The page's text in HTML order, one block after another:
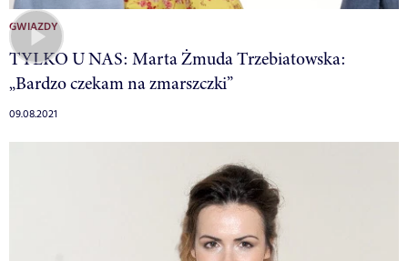
GWIAZDY
TYLKO U NAS: Marta Żmuda Trzebiatowska:
„Bardzo czekam na zmarszczki”
09.08.2021